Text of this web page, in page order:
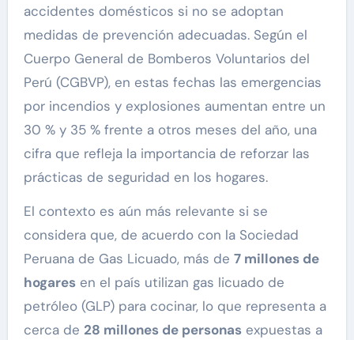
accidentes domésticos si no se adoptan
medidas de prevención adecuadas. Según el
Cuerpo General de Bomberos Voluntarios del
Perú (CGBVP), en estas fechas las emergencias
por incendios y explosiones aumentan entre un
30 % y 35 % frente a otros meses del año, una
cifra que refleja la importancia de reforzar las
prácticas de seguridad en los hogares.
El contexto es aún más relevante si se
considera que, de acuerdo con la Sociedad
Peruana de Gas Licuado, más de 7 millones de
hogaresen el país utilizan gas licuado de
petróleo (GLP) para cocinar, lo que representa a
cerca de 28 millones de personasexpuestas a